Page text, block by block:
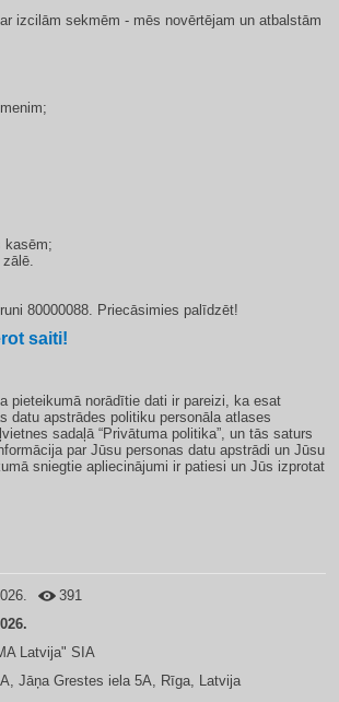
izcilām sekmēm - mēs novērtējam un atbalstām
kasēm;
80000088. Priecāsimies palīdzēt!
saiti!
pieteikumā norādītie dati ir pareizi, ka esat
datu apstrādes politiku personāla atlases
sadaļā “Privātuma politika”, un tās saturs
par Jūsu personas datu apstrādi un Jūsu
sniegtie apliecinājumi ir patiesi un Jūs izprotat
391
Latvija" SIA
Jāņa Grestes iela 5A, Rīga, Latvija